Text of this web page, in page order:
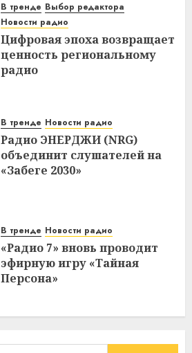
В тренде Выбор редактора
Новости радио
Цифровая эпоха возвращает
ценность региональному
радио
В тренде Новости радио
Радио ЭНЕРДЖИ (NRG)
объединит слушателей на
«Забеге 2030»
В тренде Новости радио
«Радио 7» вновь проводит
эфирную игру «Тайная
Персона»